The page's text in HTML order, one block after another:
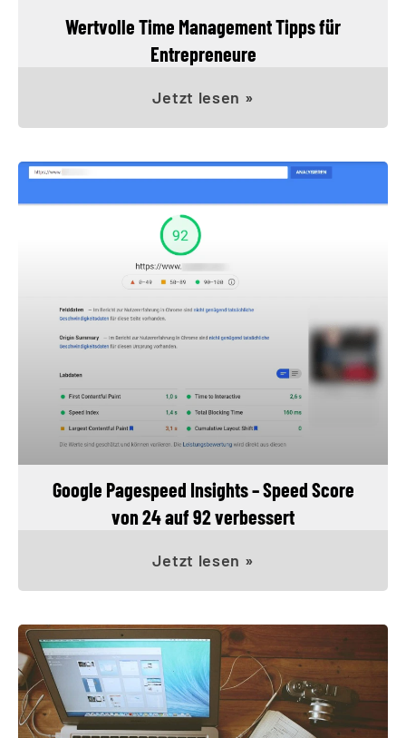
Wertvolle Time Management Tipps für
Entrepreneure
Jetzt lesen »
Google Pagespeed Insights – Speed Score
von 24 auf 92 verbessert
Jetzt lesen »